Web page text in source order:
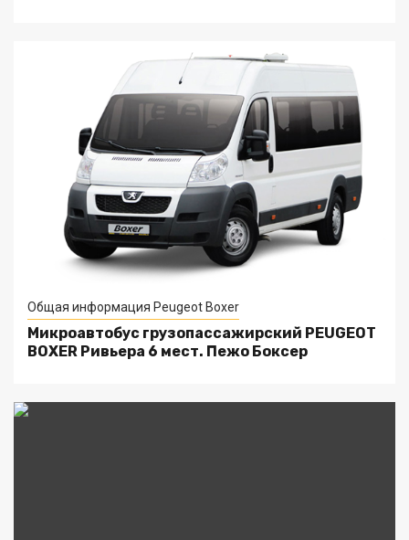
Общая информация Peugeot Boxer
Микроавтобус грузопассажирский PEUGEOT
BOXER Ривьера 6 мест. Пежо Боксер